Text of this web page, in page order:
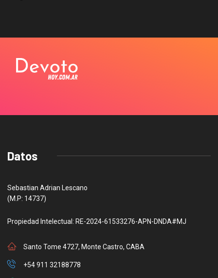
Datos
Sebastian Adrian Lescano
(M.P: 14737)
Propiedad Intelectual: RE-2024-61533276-APN-DNDA#MJ
Santo Tome 4727, Monte Castro, CABA
+54 911 32188778